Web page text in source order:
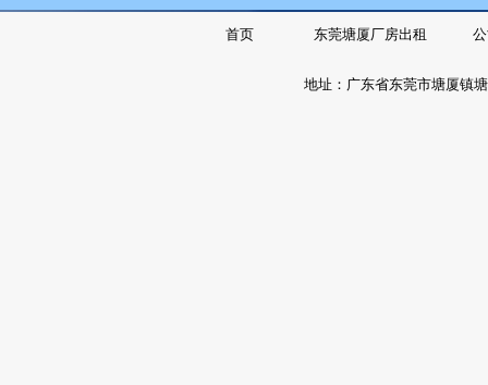
首页 东莞塘厦厂房出租
地址：广东省东莞市塘厦